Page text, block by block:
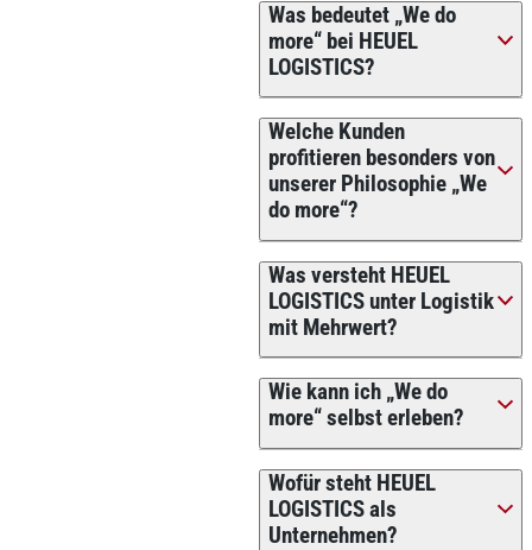
Was bedeutet „We do
more“ bei HEUEL
LOGISTICS?
Welche Kunden
profitieren besonders von
unserer Philosophie „We
do more“?
Was versteht HEUEL
LOGISTICS unter Logistik
mit Mehrwert?
Wie kann ich „We do
more“ selbst erleben?
Wofür steht HEUEL
LOGISTICS als
Unternehmen?